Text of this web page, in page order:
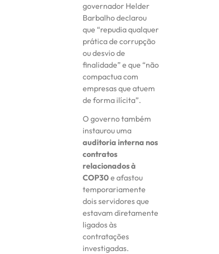
governador Helder
Barbalho declarou
que “repudia qualquer
prática de corrupção
ou desvio de
finalidade” e que “não
compactua com
empresas que atuem
de forma ilícita”.
O governo também
instaurou uma
auditoria interna nos
contratos
relacionados à
COP30 e afastou
temporariamente
dois servidores que
estavam diretamente
ligados às
contratações
investigadas.